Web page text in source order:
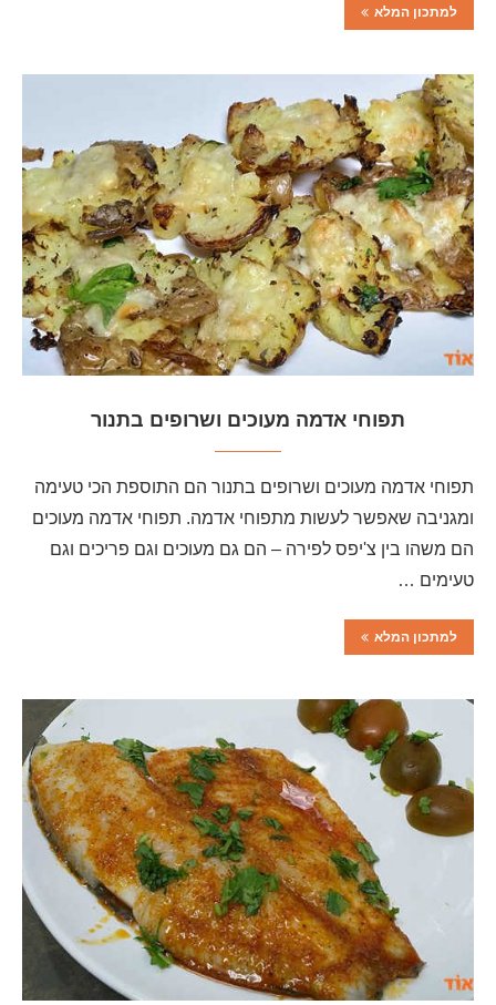
למתכון המלא
תפוחי אדמה מעוכים ושרופים בתנור
תפוחי אדמה מעוכים ושרופים בתנור הם התוספת הכי טעימה
ומגניבה שאפשר לעשות מתפוחי אדמה. תפוחי אדמה מעוכים
הם משהו בין צ'יפס לפירה – הם גם מעוכים וגם פריכים וגם
טעימים …
למתכון המלא